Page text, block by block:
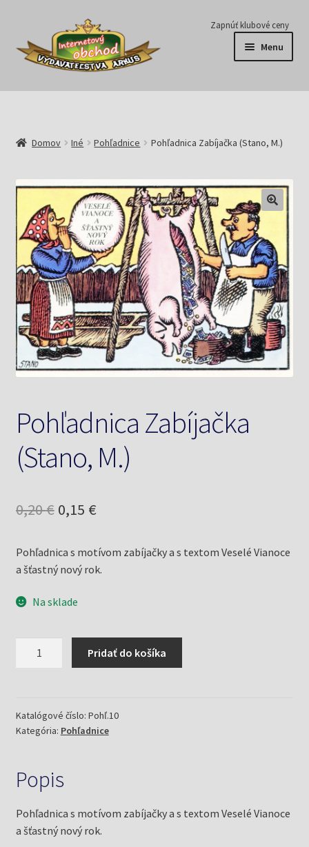
Preskočiť
navigáciu
Preskočiť
obsah
Zapnúť klubové ceny
Menu
Série
Predplatné
Pripravujeme
Pre školy
Knižný klub
Kontakt
Domov Iné Pohľadnice Pohľadnica Zabíjačka (Stano, M.)
Pohľadnica Zabíjačka
(Stano, M.)
0,20€ Pôvodná
bola:
0,15 €Aktuálna
je:
Pohľadnica s motívom zabíjačky a s textom Veselé Vianoce
a šťastný nový rok.
Na sklade
M.)
Pridať do košíka
Katalógové číslo: Pohľ.10
Kategória: Pohľadnice
Popis
Pohľadnica s motívom zabíjačky a s textom Veselé Vianoce
a šťastný nový rok.